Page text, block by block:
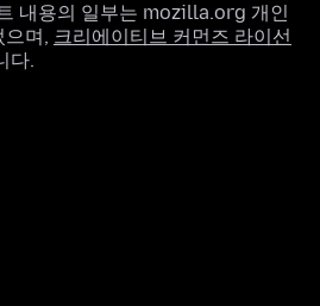
내용의 일부는 mozilla.org 개인
으며, 크리에이티브 커먼즈 라이선
다.